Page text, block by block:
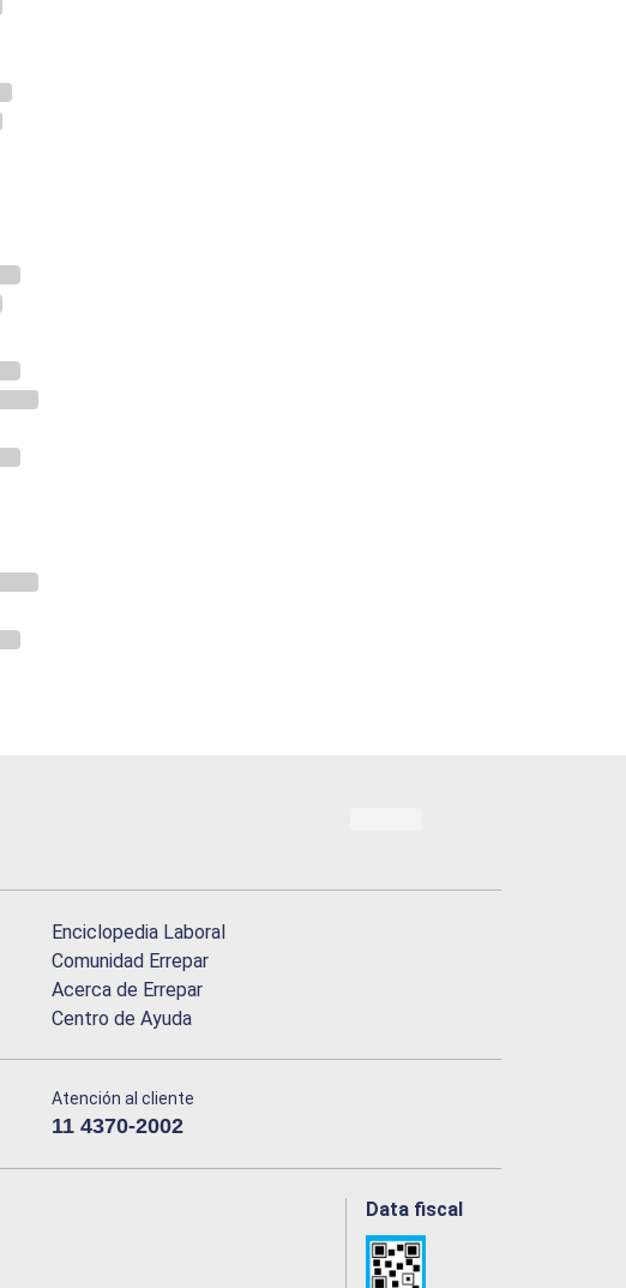
Enciclopedia Laboral
Comunidad Errepar
Acerca de Errepar
Centro de Ayuda
Atención al cliente
11 4370-2002
Data fiscal